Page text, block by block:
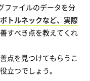
ファイルのデータを分
トルネックなど、実際
すべき点を教えてくれ
点を見つけてもらうこ
立つでしょう。